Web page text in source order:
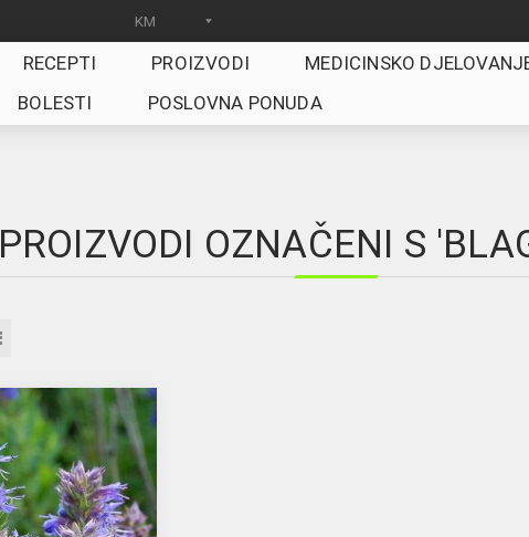
RECEPTI PROIZVODI
MEDICINSKO
BOLESTI
POSLOVNA PONUDA
PROIZVODI OZNAČENI S